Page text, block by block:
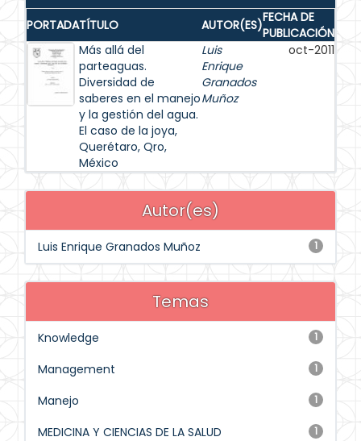
PORTADATÍTULO AUTOR(ES)FECHA DE
PUBLICACIÓN
Más allá del
parteaguas.
Diversidad de
saberes en el manejo
y la gestión del agua.
El caso de la joya,
Querétaro, Qro,
México
Luis
Enrique
Granados
Muñoz
oct-2011
Autor(es)
1
Luis Enrique Granados Muñoz
Temas
1
Knowledge
1
Management
1
Manejo
1
MEDICINA Y CIENCIAS DE LA SALUD